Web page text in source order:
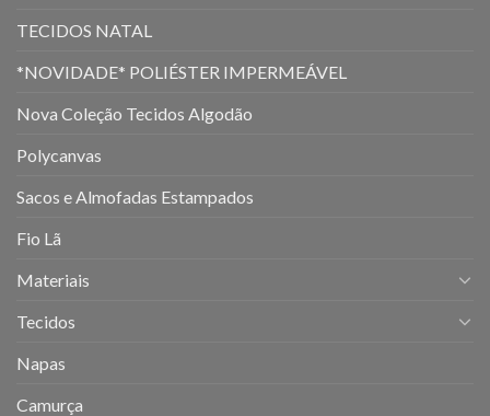
TECIDOS NATAL
*NOVIDADE* POLIÉSTER IMPERMEÁVEL
Nova Coleção Tecidos Algodão
Polycanvas
Sacos e Almofadas Estampados
Fio Lã
Materiais
Tecidos
Napas
Camurça